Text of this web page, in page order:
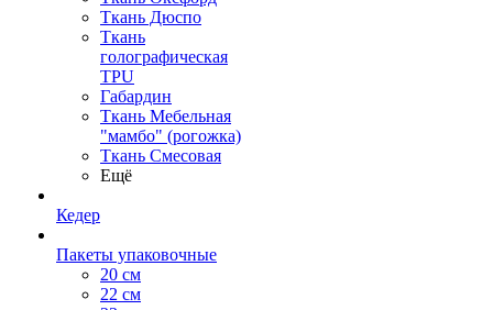
Ткань Дюспо
Ткань
голографическая
TPU
Габардин
Ткань Мебельная
"мамбо" (рогожка)
Ткань Смесовая
Ещё
Кедер
Пакеты упаковочные
20 см
22 см